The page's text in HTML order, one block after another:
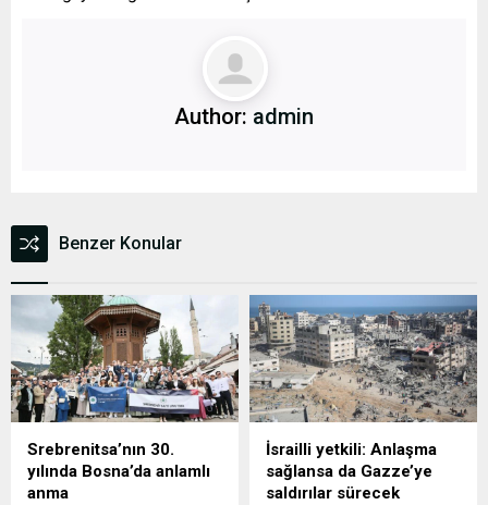
Author: admin
Benzer Konular
Srebrenitsa’nın 30.
yılında Bosna’da anlamlı
anma
İsrailli yetkili: Anlaşma
sağlansa da Gazze’ye
saldırılar sürecek